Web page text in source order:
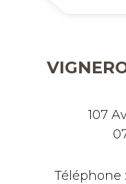
107
Téléphone